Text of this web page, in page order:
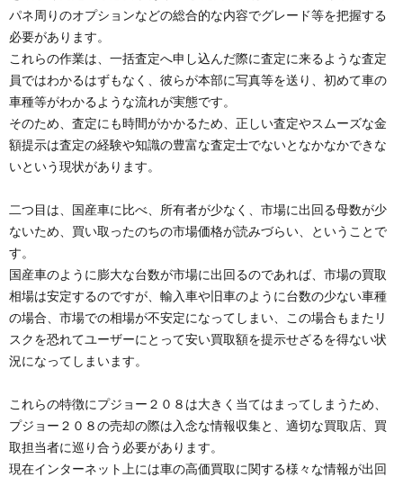
パネ周りのオプションなどの総合的な内容でグレード等を把握する
必要があります。
これらの作業は、一括査定へ申し込んだ際に査定に来るような査定
員ではわかるはずもなく、彼らが本部に写真等を送り、初めて車の
車種等がわかるような流れが実態です。
そのため、査定にも時間がかかるため、正しい査定やスムーズな金
額提示は査定の経験や知識の豊富な査定士でないとなかなかできな
いという現状があります。
二つ目は、国産車に比べ、所有者が少なく、市場に出回る母数が少
ないため、買い取ったのちの市場価格が読みづらい、ということで
す。
国産車のように膨大な台数が市場に出回るのであれば、市場の買取
相場は安定するのですが、輸入車や旧車のように台数の少ない車種
の場合、市場での相場が不安定になってしまい、この場合もまたリ
スクを恐れてユーザーにとって安い買取額を提示せざるを得ない状
況になってしまいます。
これらの特徴にプジョー２０８は大きく当てはまってしまうため、
プジョー２０８の売却の際は入念な情報収集と、適切な買取店、買
取担当者に巡り合う必要があります。
現在インターネット上には車の高価買取に関する様々な情報が出回